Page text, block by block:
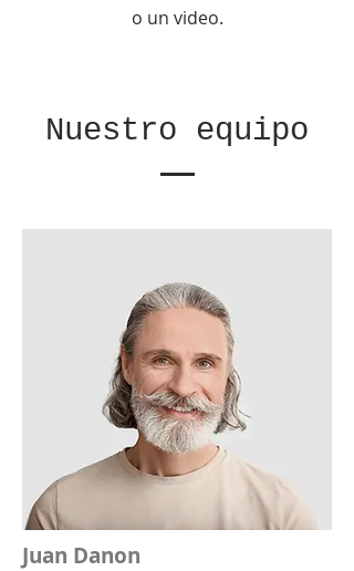
o un video.
Nuestro equipo
Juan Danon